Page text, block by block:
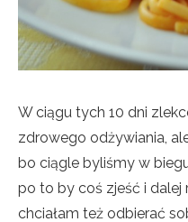
W ciągu tych 10 dni
zdrowego odżywiania,
bo ciągle byliśmy w
po to by coś zjeść i dalej
chciałam też odbierać